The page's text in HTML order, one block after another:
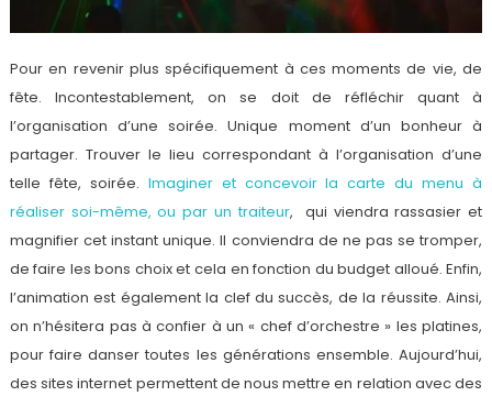
Pour en revenir plus spécifiquement à ces moments de vie, de
fête. Incontestablement, on se doit de réfléchir quant à
l’organisation d’une soirée. Unique moment d’un bonheur à
partager. Trouver le lieu correspondant à l’organisation d’une
telle fête, soirée. Imaginer et concevoir la carte du menu à
réaliser soi-même, ou par un traiteur, qui viendra rassasier et
magnifier cet instant unique. Il conviendra de ne pas se tromper,
de faire les bons choix et cela en fonction du budget alloué. Enfin,
l’animation est également la clef du succès, de la réussite. Ainsi,
on n’hésitera pas à confier à un « chef d’orchestre » les platines,
pour faire danser toutes les générations ensemble. Aujourd’hui,
des sites internet permettent de nous mettre en relation avec des